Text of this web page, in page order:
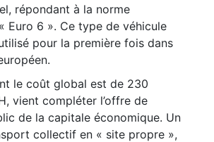
répondant à la norme
Euro 6 ». Ce type de véhicule
pour la première fois dans
le coût global est de 230
vient compléter l’offre de
de la capitale économique. Un
collectif en « site propre »,